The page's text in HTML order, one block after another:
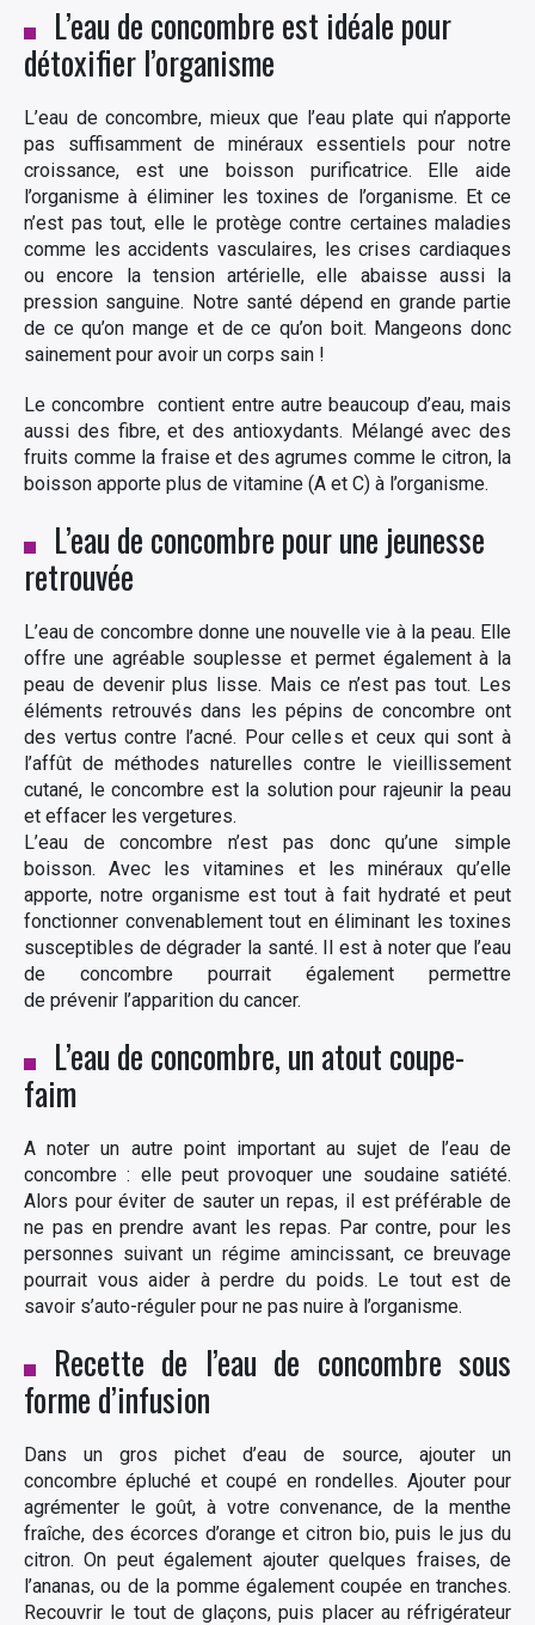
L’eau de concombre est idéale pour
détoxifier l’organisme
L’eau de concombre, mieux que l’eau plate qui n’apporte
pas suffisamment de minéraux essentiels pour notre
croissance, est une boisson purificatrice. Elle aide
l’organisme à éliminer les toxines de l’organisme. Et ce
n’est pas tout, elle le protège contre certaines maladies
comme les accidents vasculaires, les crises cardiaques
ou encore la tension artérielle, elle abaisse aussi la
pression sanguine. Notre santé dépend en grande partie
de ce qu’on mange et de ce qu’on boit. Mangeons donc
sainement pour avoir un corps sain !
Le concombre contient entre autre beaucoup d’eau, mais
aussi des fibre, et des antioxydants. Mélangé avec des
fruits comme la fraise et des agrumes comme le citron, la
boisson apporte plus de vitamine (A et C) à l’organisme.
L’eau de concombre pour une jeunesse
retrouvée
L’eau de concombre donne une nouvelle vie à la peau. Elle
offre une agréable souplesse et permet également à la
peau de devenir plus lisse. Mais ce n’est pas tout. Les
éléments retrouvés dans les pépins de concombre ont
des vertus contre l’acné. Pour celles et ceux qui sont à
l’affût de méthodes naturelles contre le vieillissement
cutané, le concombre est la solution pour rajeunir la peau
et effacer les vergetures.
L’eau de concombre n’est pas donc qu’une simple
boisson. Avec les vitamines et les minéraux qu’elle
apporte, notre organisme est tout à fait hydraté et peut
fonctionner convenablement tout en éliminant les toxines
susceptibles de dégrader la santé. Il est à noter que l’eau
de concombre pourrait également permettre
de prévenir l’apparition du cancer.
L’eau de concombre, un atout coupe-
faim
A noter un autre point important au sujet de l’eau de
concombre : elle peut provoquer une soudaine satiété.
Alors pour éviter de sauter un repas, il est préférable de
ne pas en prendre avant les repas. Par contre, pour les
personnes suivant un régime amincissant, ce breuvage
pourrait vous aider à perdre du poids. Le tout est de
savoir s’auto-réguler pour ne pas nuire à l’organisme.
Recette de l’eau de concombre sous
forme d’infusion
Dans un gros pichet d’eau de source, ajouter un
concombre épluché et coupé en rondelles. Ajouter pour
agrémenter le goût, à votre convenance, de la menthe
fraîche, des écorces d’orange et citron bio, puis le jus du
citron. On peut également ajouter quelques fraises, de
l’ananas, ou de la pomme également coupée en tranches.
Recouvrir le tout de glaçons, puis placer au réfrigérateur